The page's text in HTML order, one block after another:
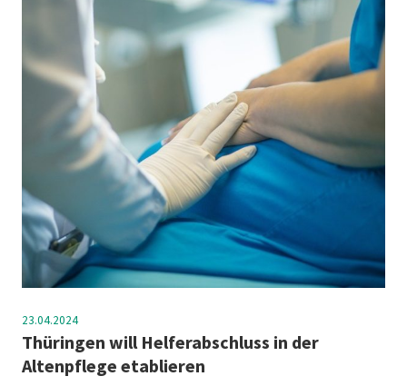
23.04.2024
Thüringen will Helferabschluss in der
Altenpflege etablieren